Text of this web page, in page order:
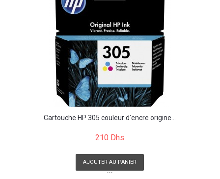
Cartouche HP 305 couleur d'encre origine...
210 Dhs
AJOUTER AU PANIER
```